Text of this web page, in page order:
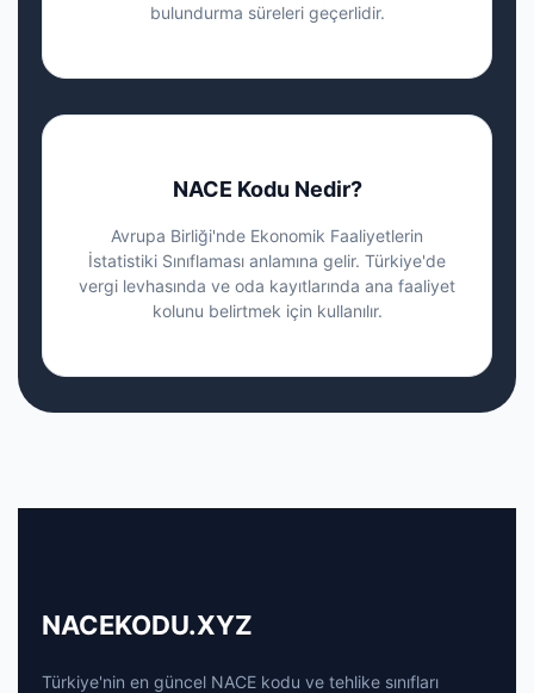
bulundurma süreleri geçerlidir.
NACE Kodu Nedir?
Avrupa Birliği'nde Ekonomik Faaliyetlerin
İstatistiki Sınıflaması anlamına gelir. Türkiye'de
vergi levhasında ve oda kayıtlarında ana faaliyet
kolunu belirtmek için kullanılır.
NACEKODU.XYZ
Türkiye'nin en güncel NACE kodu ve tehlike sınıfları